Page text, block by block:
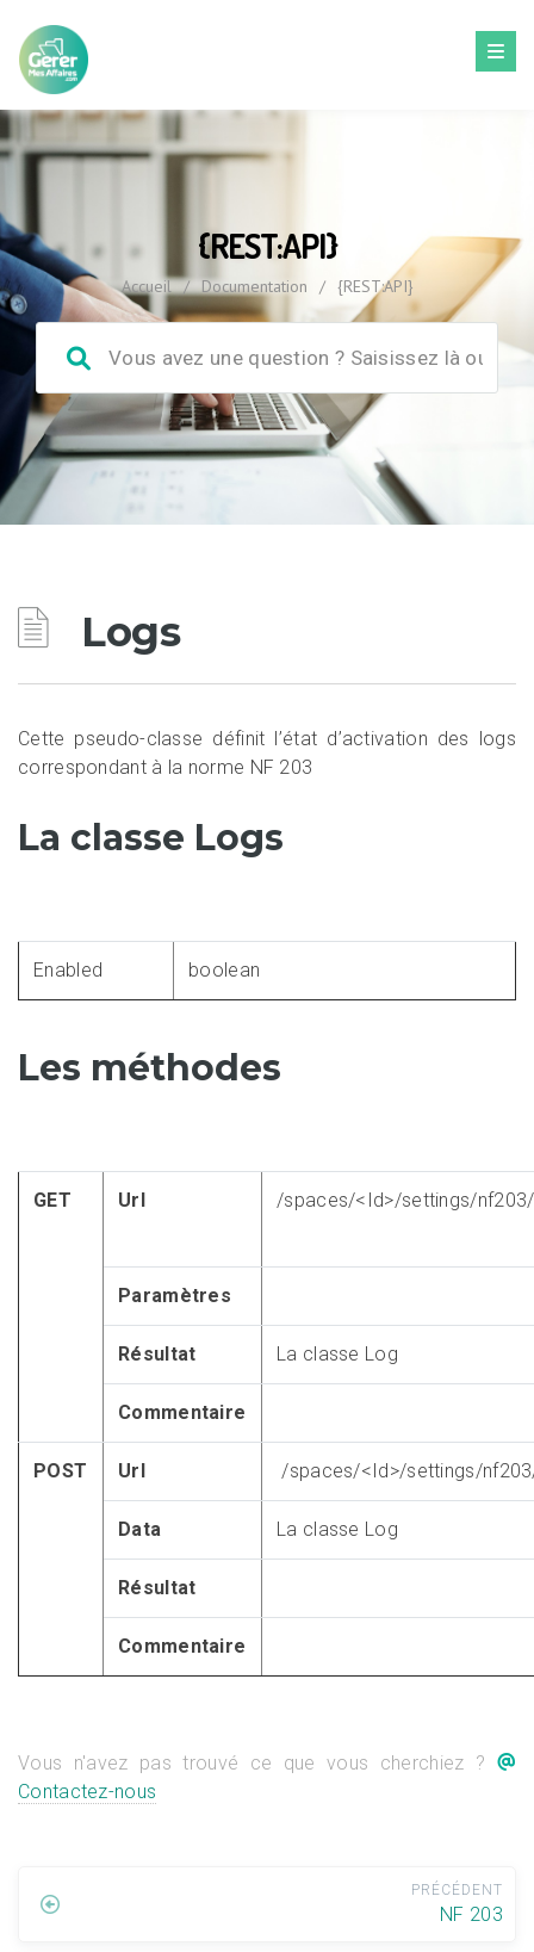
{REST:API}
Accueil / Documentation / {REST:API}
Logs
Cette pseudo-classe définit l’état d’activation des logs
correspondant à la norme NF 203
La classe Logs
Enabled boolean
Les méthodes
GET Url /spaces/<Id>/settings/
Paramètres
Résultat La classe Log
Commentaire
POST Url /spaces/<Id>/settings/
Data La classe Log
Résultat
Commentaire
Vous n'avez pas trouvé ce que vous cherchiez ?
Contactez-nous
PRÉCÉDENT
NF 203